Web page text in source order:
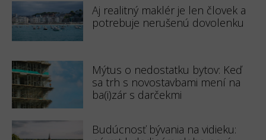
Aj realitný maklér je len človek a
potrebuje nerušenú dovolenku
Mýtus o nedostatku bytov: Keď
sa trh s novostavbami mení na
ba(i)zár s darčekmi
Budúcnosť bývania na vidieku: